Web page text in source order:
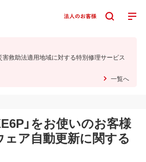
救助法適用地域に対する特別修理サービス
一覧へ
」をお使いのお客様
ア自動更新に関する